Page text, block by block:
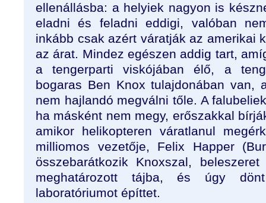
ellenállásba: a helyiek nagyon is
eladni és feladni eddigi, valóban
inkább csak azért váratják az amerikai
az árat. Mindez egészen addig tart,
a tengerparti viskójában élő, a
bogaras Ben Knox tulajdonában van,
nem hajlandó megválni tőle. A
ha másként nem megy, erőszakkal
amikor helikopteren váratlanul
milliomos vezetője, Felix Happer
összebarátkozik Knoxszal,
meghatározott tájba, és úgy
laboratóriumot építtet.